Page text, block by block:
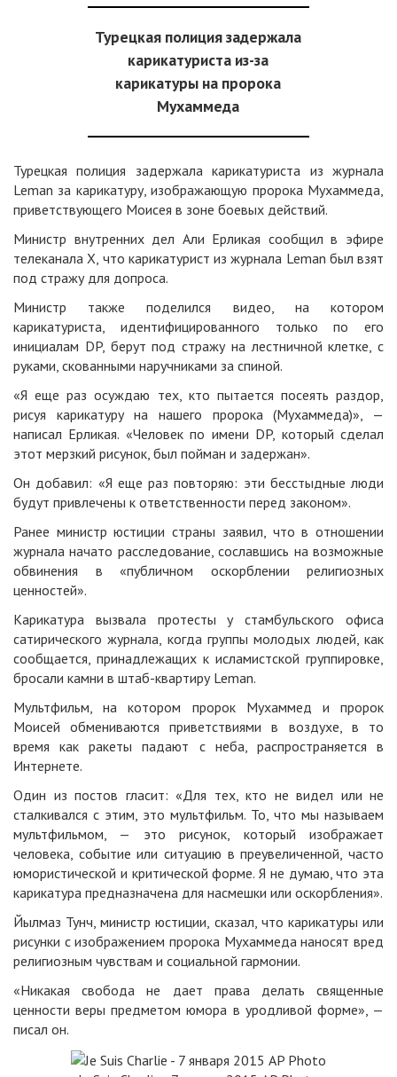
Турецкая полиция задержала
карикатуриста из-за
карикатуры на пророка
Мухаммеда
Турецкая полиция задержала карикатуриста из журнала
Leman за карикатуру, изображающую пророка Мухаммеда,
приветствующего Моисея в зоне боевых действий.
Министр внутренних дел Али Ерликая сообщил в эфире
телеканала X, что карикатурист из журнала Leman был взят
под стражу для допроса.
Министр также поделился видео, на котором
карикатуриста, идентифицированного только по его
инициалам DP, берут под стражу на лестничной клетке, с
руками, скованными наручниками за спиной.
«Я еще раз осуждаю тех, кто пытается посеять раздор,
рисуя карикатуру на нашего пророка (Мухаммеда)», —
написал Ерликая. «Человек по имени DP, который сделал
этот мерзкий рисунок, был пойман и задержан».
Он добавил: «Я еще раз повторяю: эти бесстыдные люди
будут привлечены к ответственности перед законом».
Ранее министр юстиции страны заявил, что в отношении
журнала начато расследование, сославшись на возможные
обвинения в «публичном оскорблении религиозных
ценностей».
Карикатура вызвала протесты у стамбульского офиса
сатирического журнала, когда группы молодых людей, как
сообщается, принадлежащих к исламистской группировке,
бросали камни в штаб-квартиру Leman.
Мультфильм, на котором пророк Мухаммед и пророк
Моисей обмениваются приветствиями в воздухе, в то
время как ракеты падают с неба, распространяется в
Интернете.
Один из постов гласит: «Для тех, кто не видел или не
сталкивался с этим, это мультфильм. То, что мы называем
мультфильмом, — это рисунок, который изображает
человека, событие или ситуацию в преувеличенной, часто
юмористической и критической форме. Я не думаю, что эта
карикатура предназначена для насмешки или оскорбления».
Йылмаз Тунч, министр юстиции, сказал, что карикатуры или
рисунки с изображением пророка Мухаммеда наносят вред
религиозным чувствам и социальной гармонии.
«Никакая свобода не дает права делать священные
ценности веры предметом юмора в уродливой форме», —
писал он.